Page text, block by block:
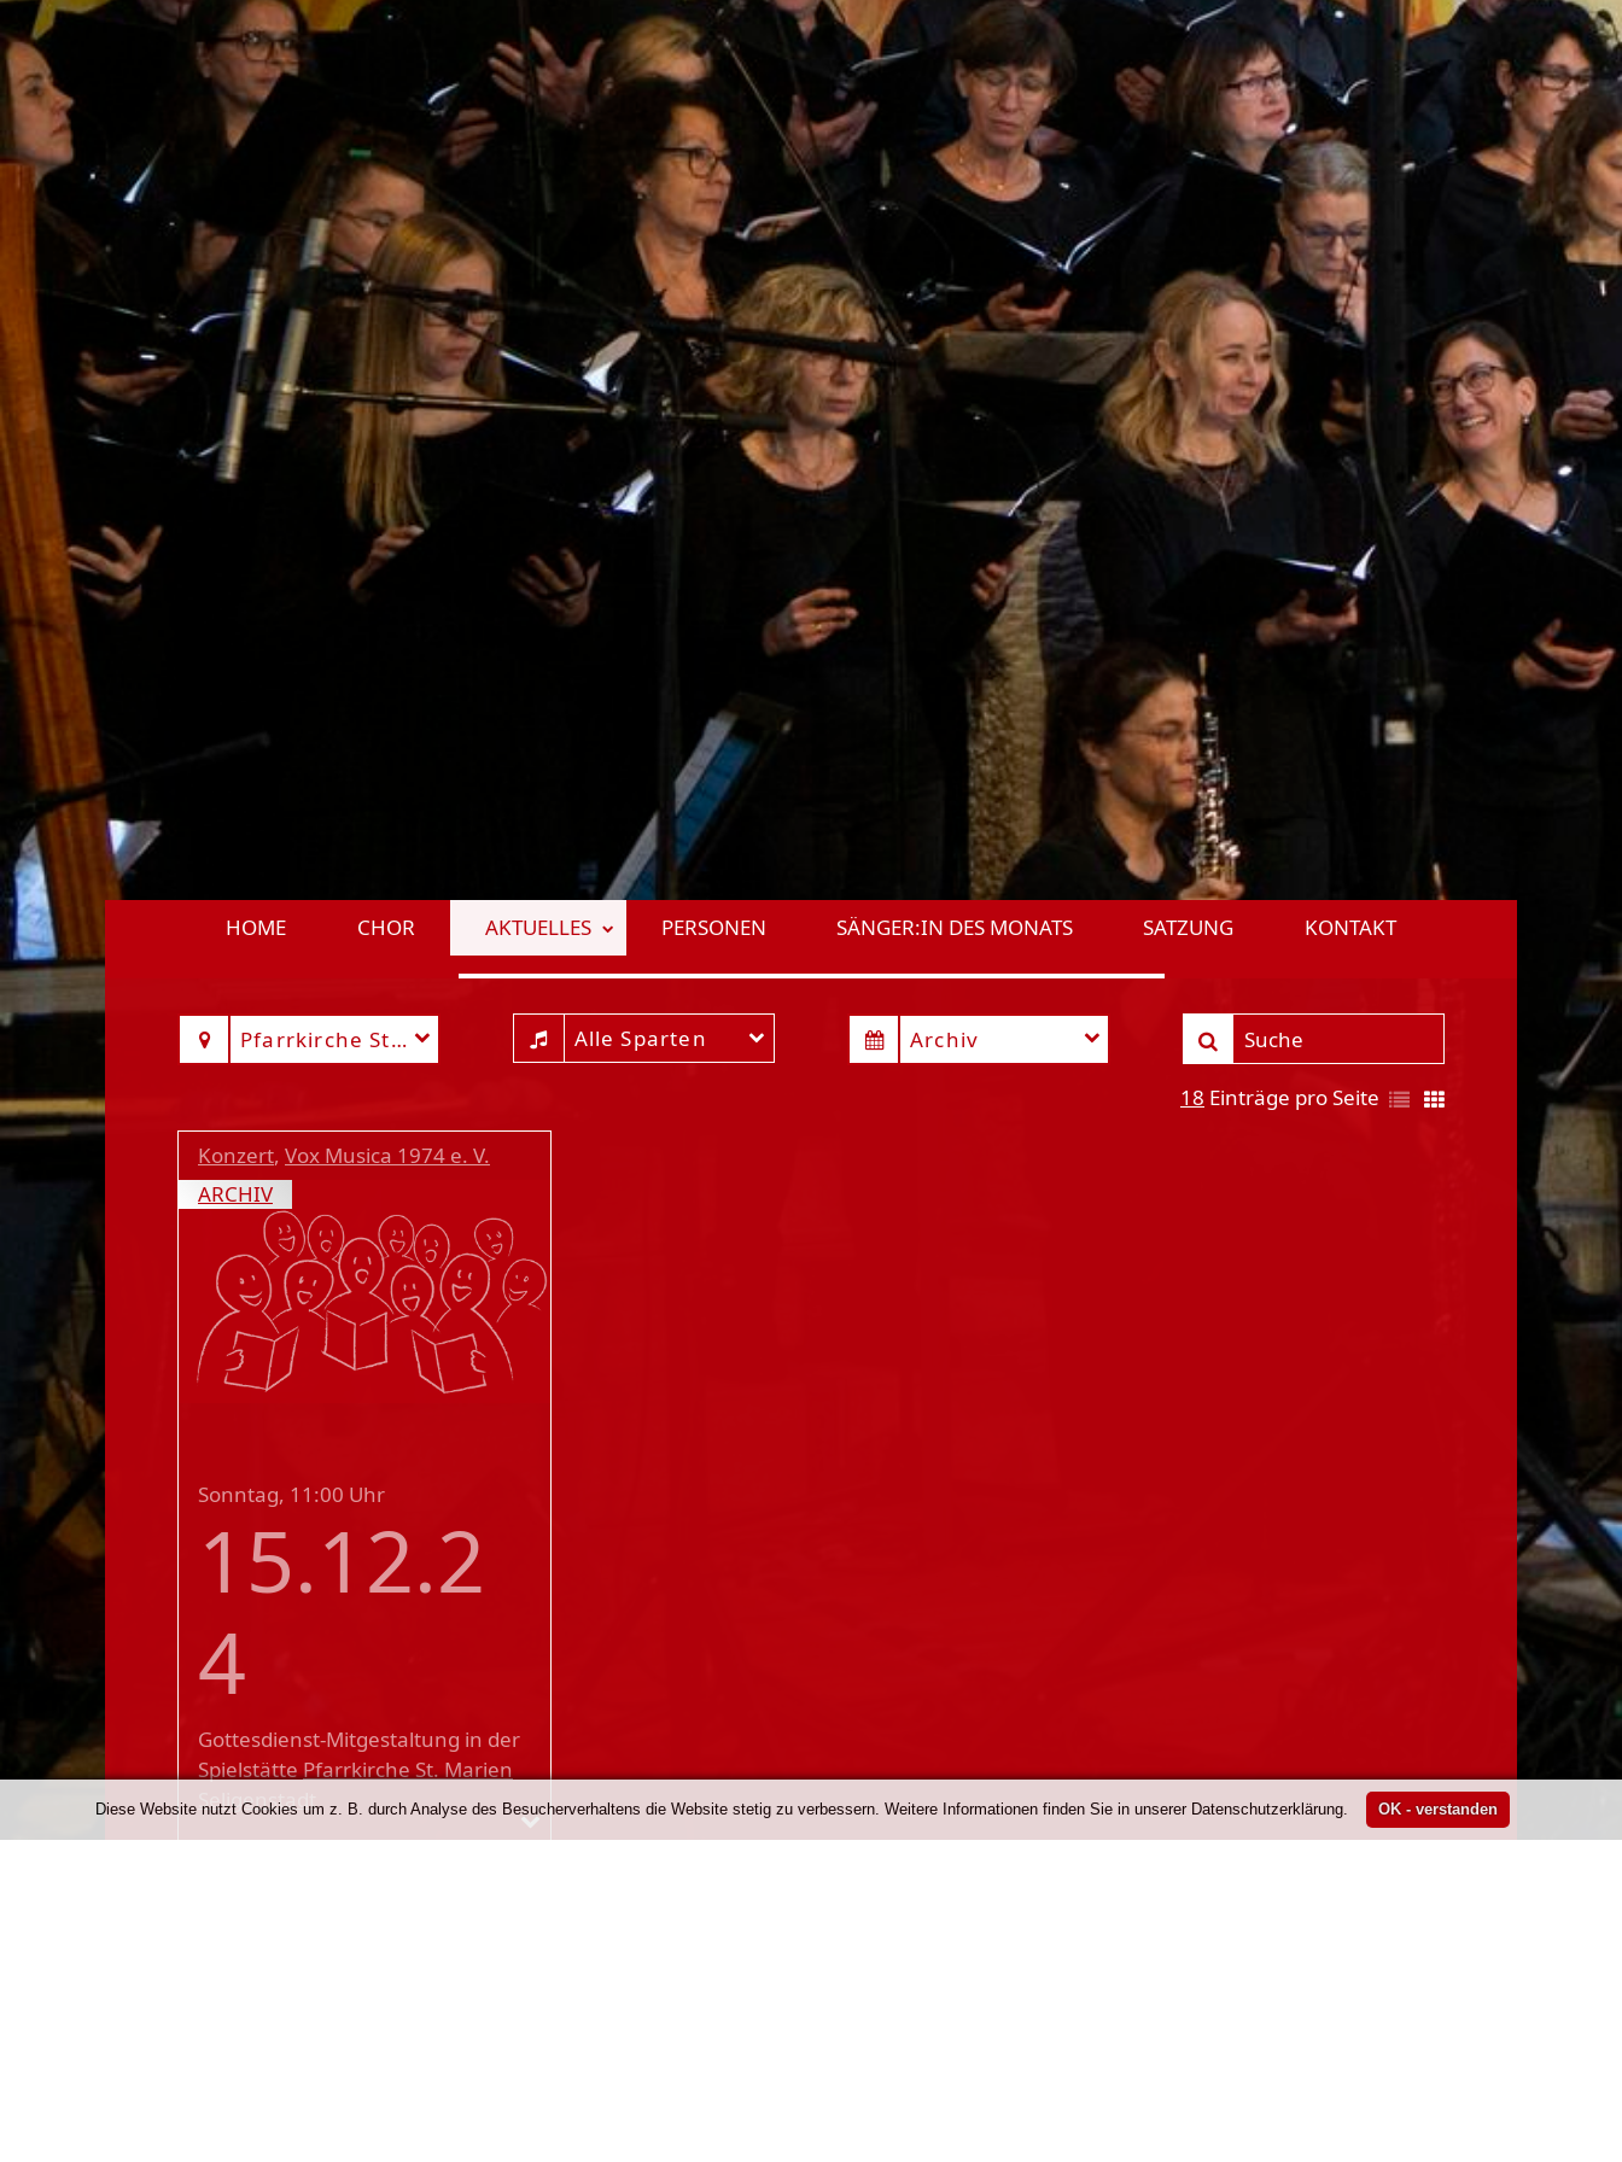
HOME CHOR AKTUELLES PERSONEN SÄNGER:IN DES MONATS SATZUNG KONTAKT
Pfarrkirche St. Marien SeligenstadtAlle Sparten Archiv
18 Einträge pro Seite
Konzert, Vox Musica 1974 e. V.
ARCHIV
Sonntag, 11:00 Uhr
15.12.2
4
Gottesdienst-Mitgestaltung in der
SpielstättePfarrkirche St. Marien
Seligenstadt
Diese Website nutzt Cookies um z. B. durch Analyse des Besucherverhaltens die Website stetig zu verbessern. Weitere Informationen finden Sie in unserer Datenschutzerklärung.